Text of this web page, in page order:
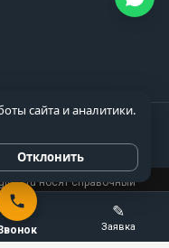
гидравлики и
носят справочный
офертой.
✎
Заявка
сайта и аналитики.
Отклонить